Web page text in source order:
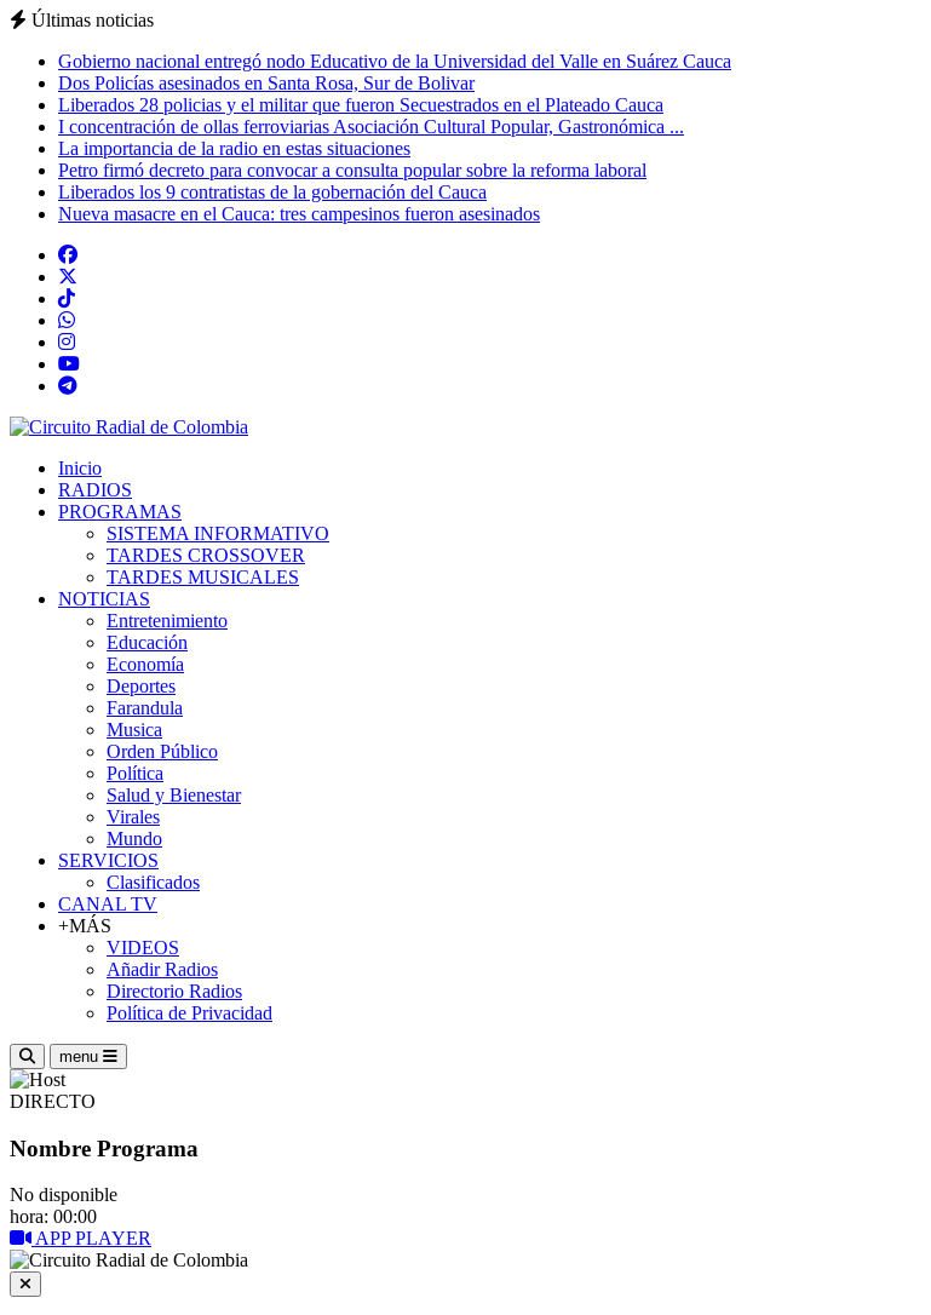
Últimas noticias
Gobierno nacional entregó nodo Educativo de la Universidad del Valle en Suárez Cauca
Dos Policías asesinados en Santa Rosa, Sur de Bolivar
Liberados 28 policias y el militar que fueron Secuestrados en el Plateado Cauca
I concentración de ollas ferroviarias Asociación Cultural Popular, Gastronómica ...
La importancia de la radio en estas situaciones
Petro firmó decreto para convocar a consulta popular sobre la reforma laboral
Liberados los 9 contratistas de la gobernación del Cauca
Nueva masacre en el Cauca: tres campesinos fueron asesinados
Inicio
RADIOS
PROGRAMAS
SISTEMA INFORMATIVO
TARDES CROSSOVER
TARDES MUSICALES
NOTICIAS
Entretenimiento
Educación
Economía
Deportes
Farandula
Musica
Orden Público
Política
Salud y Bienestar
Virales
Mundo
SERVICIOS
Clasificados
CANAL TV
+MÁS
VIDEOS
Añadir Radios
Directorio Radios
Política de Privacidad
menu
DIRECTO
Nombre Programa
No disponible
hora: 00:00
APP PLAYER